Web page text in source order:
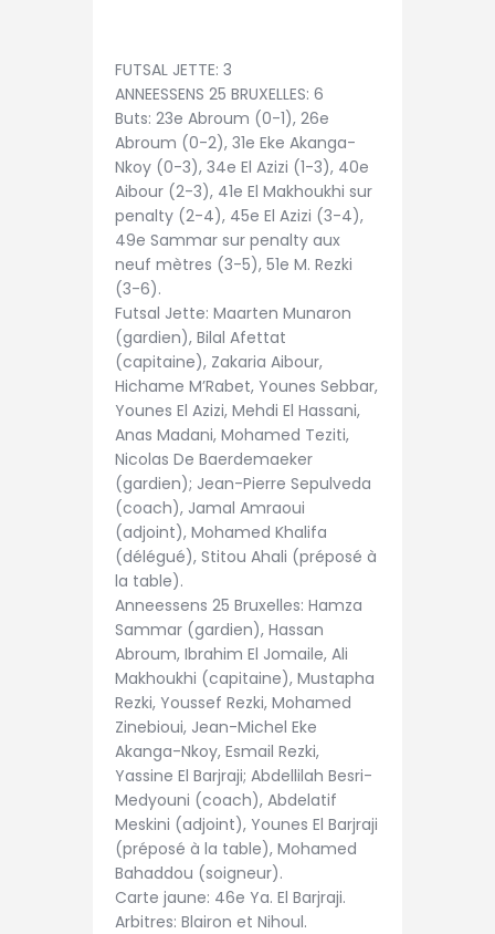
FUTSAL JETTE: 3
ANNEESSENS 25 BRUXELLES: 6
Buts: 23e Abroum (0-1), 26e
Abroum (0-2), 31e Eke Akanga-
Nkoy (0-3), 34e El Azizi (1-3), 40e
Aibour (2-3), 41e El Makhoukhi sur
penalty (2-4), 45e El Azizi (3-4),
49e Sammar sur penalty aux
neuf mètres (3-5), 51e M. Rezki
(3-6).
Futsal Jette: Maarten Munaron
(gardien), Bilal Afettat
(capitaine), Zakaria Aibour,
Hichame M’Rabet, Younes Sebbar,
Younes El Azizi, Mehdi El Hassani,
Anas Madani, Mohamed Teziti,
Nicolas De Baerdemaeker
(gardien); Jean-Pierre Sepulveda
(coach), Jamal Amraoui
(adjoint), Mohamed Khalifa
(délégué), Stitou Ahali (préposé à
la table).
Anneessens 25 Bruxelles: Hamza
Sammar (gardien), Hassan
Abroum, Ibrahim El Jomaile, Ali
Makhoukhi (capitaine), Mustapha
Rezki, Youssef Rezki, Mohamed
Zinebioui, Jean-Michel Eke
Akanga-Nkoy, Esmail Rezki,
Yassine El Barjraji; Abdellilah Besri-
Medyouni (coach), Abdelatif
Meskini (adjoint), Younes El Barjraji
(préposé à la table), Mohamed
Bahaddou (soigneur).
Carte jaune: 46e Ya. El Barjraji.
Arbitres: Blairon et Nihoul.